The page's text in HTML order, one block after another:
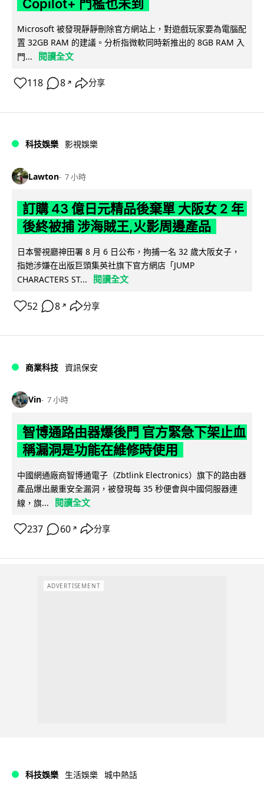
Copilot+ 門檻也未到
Microsoft 被發現靜靜刪除官方網站上，對遊戲玩家要為電腦配
置 32GB RAM 的建議。分析指微軟同時新推出的 8GB RAM 入
門...
閱讀全文
118 8 ↗ 分享
科技娛樂 影視娛樂
Lawton 7 小時
訂購 43 億日元精品後棄單 大阪女 2 年
後終被捕 涉海賊王,火影周邊產品
日本警視廳神田署 8 月 6 日公布，拘捕一名 32 歲大阪女子，
指她涉嫌在出版巨頭集英社旗下官方網店「JUMP
CHARACTERS ST...
閱讀全文
52 8 ↗ 分享
商業科技 資訊保安
Vin 7 小時
智博通路由器爆後門 官方緊急下架止血
稱漏洞是功能在維修時使用
中國網通廠商智博通電子（Zbtlink Electronics）旗下的路由器
產品爆出嚴重安全漏洞，被發現每 35 秒便會與中國伺服器連
線，旗...
閱讀全文
237 60 ↗ 分享
ADVERTISEMENT
科技娛樂 生活娛樂 城中熱話